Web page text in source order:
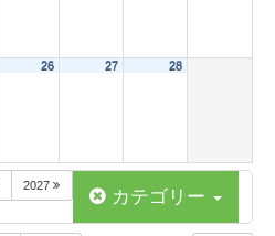
26 27 28
2027
カテゴリー